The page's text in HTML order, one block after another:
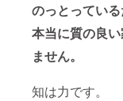
のっとっている
本当に質の良
ません。
知は力です。